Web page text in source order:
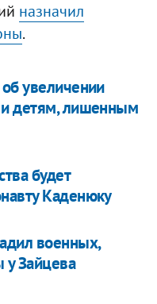
назначил
.
увеличении
и детям, лишенным
будет
Каденюку
военных,
у Зайцева